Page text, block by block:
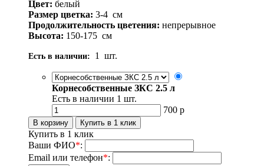
Цвет: белый
Размер цветка: 3-4 см
Продолжительность цветения: непрерывное
Высота: 150-175 см
Есть в наличии: 1 шт.
Корнесобственные ЗКС 2.5 л
Есть в наличии 1 шт.
700 р
Купить в 1 клик
Ваши ФИО*:
Email или телефон*: